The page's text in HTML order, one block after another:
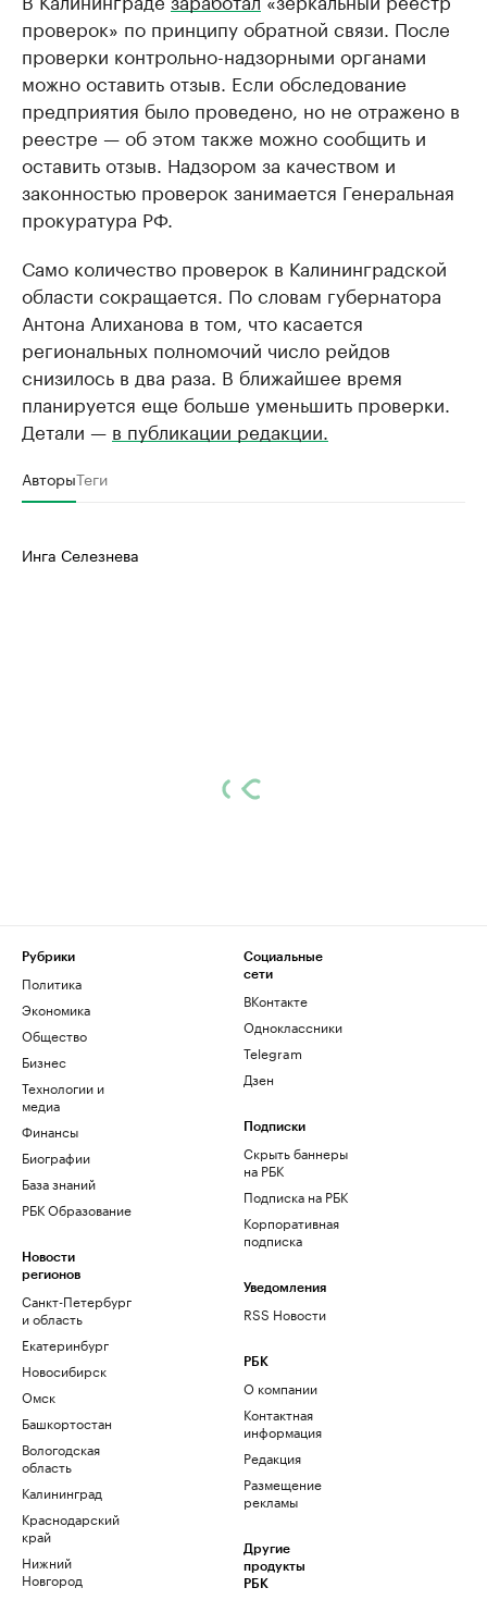
проверок» по принципу обратной связи. После
проверки контрольно-надзорными органами
можно оставить отзыв. Если обследование
предприятия было проведено, но не отражено в
реестре — об этом также можно сообщить и
оставить отзыв. Надзором за качеством и
законностью проверок занимается Генеральная
прокуратура РФ.
Само количество проверок в Калининградской
области сокращается. По словам губернатора
Антона Алиханова в том, что касается
региональных полномочий число рейдов
снизилось в два раза. В ближайшее время
планируется еще больше уменьшить проверки.
Детали — в публикации редакции.
АвторыТеги
Инга Селезнева
Рубрики
Политика
Экономика
Общество
Бизнес
Технологии и
медиа
Финансы
Биографии
База знаний
РБК Образование
Новости
регионов
Санкт-Петербург
и область
Екатеринбург
Новосибирск
Омск
Башкортостан
Вологодская
область
Калининград
Краснодарский
край
Нижний
Новгород
Социальные
сети
ВКонтакте
Одноклассники
Telegram
Дзен
Подписки
Скрыть баннеры
на РБК
Подписка на РБК
Корпоративная
подписка
Уведомления
RSS Новости
РБК
О компании
Контактная
информация
Редакция
Размещение
рекламы
Другие
продукты
РБК